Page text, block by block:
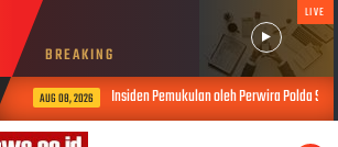
BREAKING
LIVE
AUG 08, 2026 Insiden Pemukulan oleh Perwira Polda Sumbar,